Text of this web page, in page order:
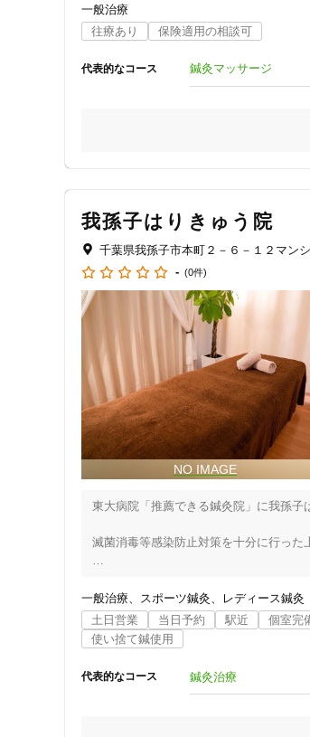
住所
特徴・キーワード
受付時間の特徴
土日営業
通院手段の特徴
駐車場あり
設備の特徴
キッズスペース
女性向けの特徴
女性スタッフ在
接客・サービスの特徴
一般治療
往療あり
保険適用の相談可
代表的なコース 鍼灸マッサージ
我孫子はりきゅう院
千葉県我孫子市本町２－６－１２マン
- (0件)
東大病院「推薦できる鍼灸院」に我孫子
滅菌消毒等感染防止対策を十分に行った
一般治療
スポーツ鍼灸
レディース鍼灸
土日営業
当日予約 駅近 個室完
使い捨て鍼使用
代表的なコース 鍼灸治療